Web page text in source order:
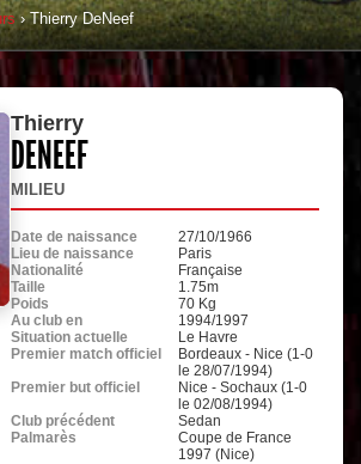
› Thierry DeNeef
Thierry
DENEEF
MILIEU
Date de naissance
27/10/1966
Lieu de naissance
Paris
Nationalité
Française
Taille
1.75m
Poids
70 Kg
Au club en
1994/1997
Situation actuelle
Le Havre
Premier match officiel
Bordeaux - Nice (1-0
le 28/07/1994)
Premier but officiel
Nice - Sochaux (1-0
le 02/08/1994)
Club précédent
Sedan
Palmarès
Coupe de France
1997 (Nice)